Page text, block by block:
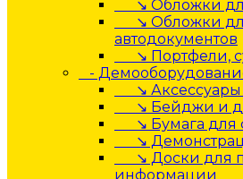
↘ Обложки
↘ Обложки
автодокументов
↘ Портфели,
-
↘ Аксессуары
↘ Бейджи и
↘ Бумага для
↘
↘ Доски для
информации